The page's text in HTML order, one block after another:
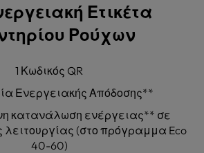
Ετικέτα
Ρούχων
1 Κωδικός QR
Ενεργειακής Απόδοσης**
κατανάλωση ενέργειας** σε
λειτουργίας (στο πρόγραμμα Eco
40-60)